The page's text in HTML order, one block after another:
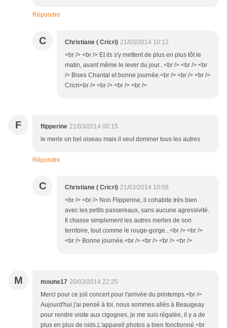
Répondre
C Christiane ( Cricri) 21/03/2014 10:12
<br /> <br /> Et ils s'y mettent de plus en plus tôt le
matin, avant même le lever du jour...<br /> <br /> <br
/> Bises Chantal et bonne journée.<br /> <br /> <br />
Cricri<br /> <br /> <br /> <br />
F flipperine 21/03/2014 00:15
le merle un bel oiseau mais il veut dominer tous les autres
Répondre
C Christiane ( Cricri) 21/03/2014 10:08
<br /> <br /> Non Flipperine, il cohabite très bien
avec les petits passereaux, sans aucune agressivité.
Il chasse simplement les autres merles de son
territoire, tout comme le rouge-gorge...<br /> <br />
<br /> Bonne journée.<br /> <br /> <br /> <br />
M moune17 20/03/2014 22:25
Merci pour ce joli concert pour l'arrivée du printemps.<br />
Aujourd'hui j'ai pensé à toi, nous sommes allés à Beaugeay
pour rendre visite aux cigognes, je me suis régalée, il y a de
plus en plus de nids.L'appareil photos a bien fonctionné.<br